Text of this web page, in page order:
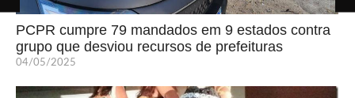
PCPR cumpre 79 mandados em 9 estados contra
grupo que desviou recursos de prefeituras
04/05/2025